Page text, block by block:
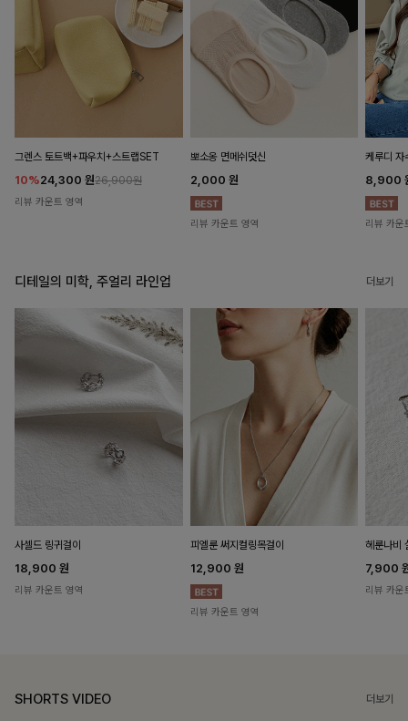
그렌스 토트백+파우치+스트랩SET
10%24,300 원26,900원
리뷰 카운트 영역
뽀소옹 면메쉬덧신
2,000 원
리뷰 카운트 영역
케루디 자
8,900
리뷰 카운
디테일의 미학, 주얼리 라인업 더보기
사셀드 링귀걸이
18,900 원
리뷰 카운트 영역
피엘룬 써지컬링목걸이
12,900 원
리뷰 카운트 영역
헤룬나비
7,900
리뷰 카운
SHORTS VIDEO 더보기